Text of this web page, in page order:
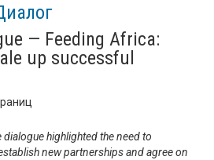
— Feeding Africa:
up successful
highlighted the need to
new partnerships and agree on